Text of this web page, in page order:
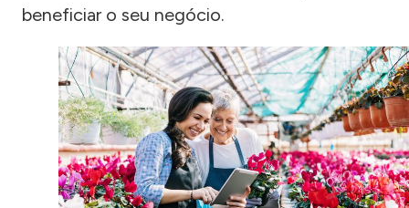
beneficiar o seu negócio.